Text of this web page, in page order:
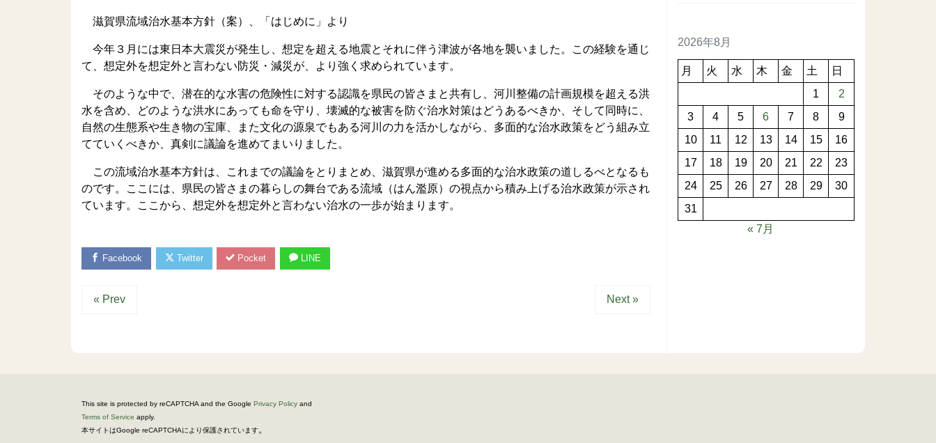
滋賀県流域治水基本方針（案）、「はじめに」より
今年３月には東日本大震災が発生し、想定を超える地震とそれに伴う津波が各地を襲いました。この経験を通じ
て、想定外を想定外と言わない防災・減災が、より強く求められています。
そのような中で、潜在的な水害の危険性に対する認識を県民の皆さまと共有し、河川整備の計画規模を超える洪
水を含め、どのような洪水にあっても命を守り、壊滅的な被害を防ぐ治水対策はどうあるべきか、そして同時に、
自然の生態系や生き物の宝庫、また文化の源泉でもある河川の力を活かしながら、多面的な治水政策をどう組み立
てていくべきか、真剣に議論を進めてまいりました。
この流域治水基本方針は、これまでの議論をとりまとめ、滋賀県が進める多面的な治水政策の道しるべとなるも
のです。ここには、県民の皆さまの暮らしの舞台である流域（はん濫原）の視点から積み上げる治水政策が示され
ています。ここから、想定外を想定外と言わない治水の一歩が始まります。
Facebook Twitter Pocket LINE
« Prev Next »
2026年8月
月 火 水 木 金 土
日
1
2
3
4 5 6 7 8
9
10
11 12 13 14 15
16
17
18 19 20 21 22
23
24
25 26 27 28 29
30
31
« 7月
This site is protected by reCAPTCHA and the Google Privacy Policy and
Terms of Service apply.
本サイトはGoogle reCAPTCHAにより保護されています。